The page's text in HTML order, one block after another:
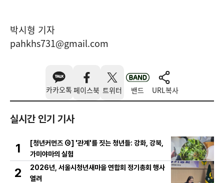
박시형 기자
pahkhs731@gmail.com
카카오톡 페이스북 트위터 밴드 URL복사
실시간 인기 기사
1
[청년커먼즈 ④] '관계'를 짓는 청년들: 강화, 강북,
가미야마의 실험
2
2026년, 서울시청년새마을 연합회 정기총회 행사
열려